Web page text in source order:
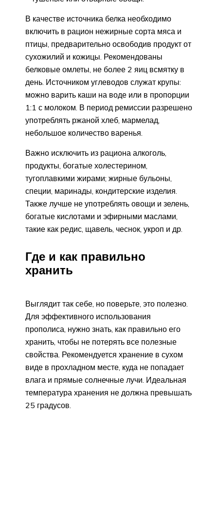
В качестве источника белка необходимо
включить в рацион нежирные сорта мяса и
птицы, предварительно освободив продукт от
сухожилий и кожицы. Рекомендованы
белковые омлеты, не более 2 яиц всмятку в
день. Источником углеводов служат крупы:
можно варить каши на воде или в пропорции
1:1 с молоком. В период ремиссии разрешено
употреблять ржаной хлеб, мармелад,
небольшое количество варенья.
Важно исключить из рациона алкоголь,
продукты, богатые холестерином,
тугоплавкими жирами; жирные бульоны,
специи, маринады, кондитерские изделия.
Также лучше не употреблять овощи и зелень,
богатые кислотами и эфирными маслами,
такие как редис, щавель, чеснок, укроп и др.
Где и как правильно
хранить
Выглядит так себе, но поверьте, это полезно.
Для эффективного использования
прополиса, нужно знать, как правильно его
хранить, чтобы не потерять все полезные
свойства. Рекомендуется хранение в сухом
виде в прохладном месте, куда не попадает
влага и прямые солнечные лучи. Идеальная
температура хранения не должна превышать
25 градусов.